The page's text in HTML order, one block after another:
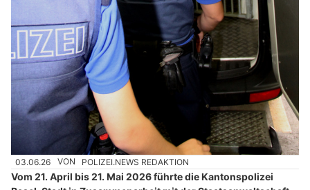
03.06.26 VON POLIZEI.NEWS REDAKTION
Vom 21. April bis 21. Mai 2026 führte die Kantonspolizei